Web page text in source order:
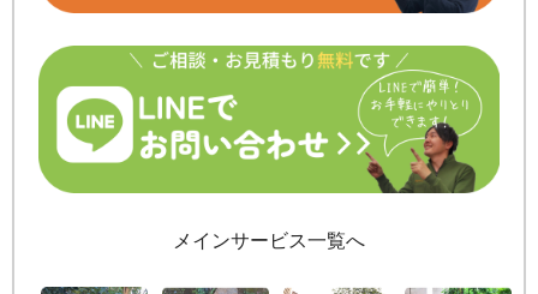
メインサービス一覧へ